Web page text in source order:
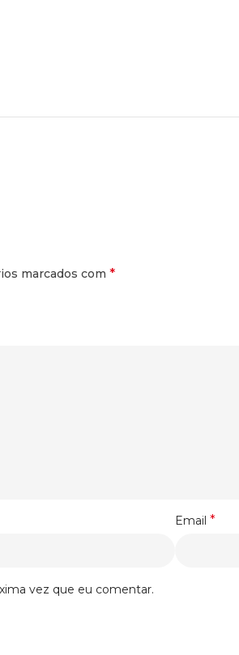
marcados com *
Email *
vez que eu comentar.